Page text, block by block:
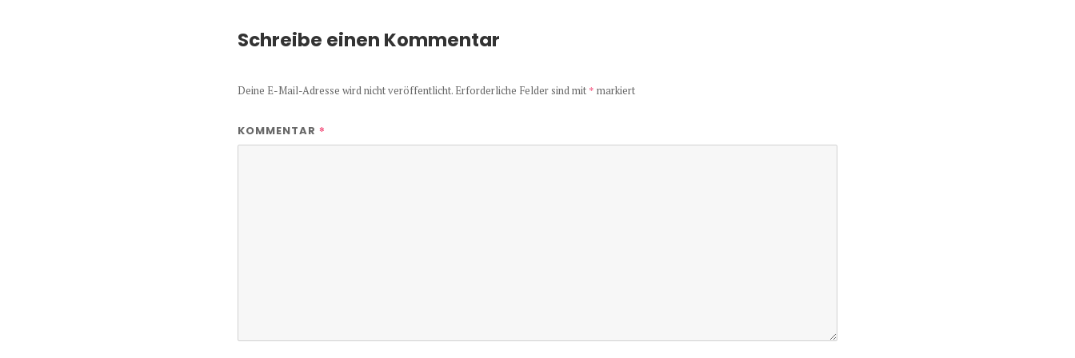
Schreibe einen Kommentar
Deine E-Mail-Adresse wird nicht veröffentlicht. Erforderliche Felder sind mit * markiert
KOMMENTAR *